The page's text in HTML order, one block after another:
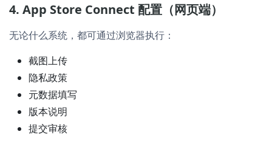
4. App Store Connect 配置（网页端）
无论什么系统，都可通过浏览器执行：
截图上传
隐私政策
元数据填写
版本说明
提交审核